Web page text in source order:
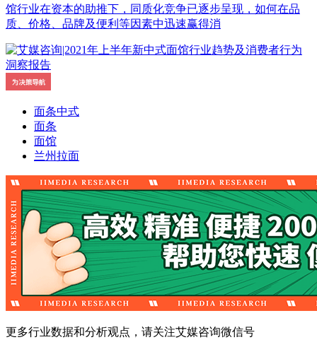
馆行业在资本的助推下，同质化竞争已逐步呈现，如何在品
质、价格、品牌及便利等因素中迅速赢得消
面条中式
面条
面馆
兰州拉面
更多行业数据和分析观点，请关注艾媒咨询微信号